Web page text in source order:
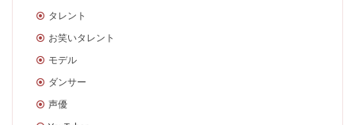
タレント
お笑いタレント
モデル
ダンサー
声優